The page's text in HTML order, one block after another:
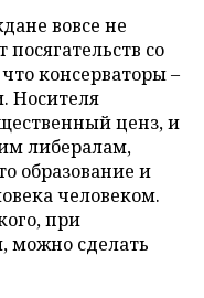
вовсе не
со
консерваторы –
Носителя
ценз, и
либералам,
образование и
человеком.
при
можно сделать